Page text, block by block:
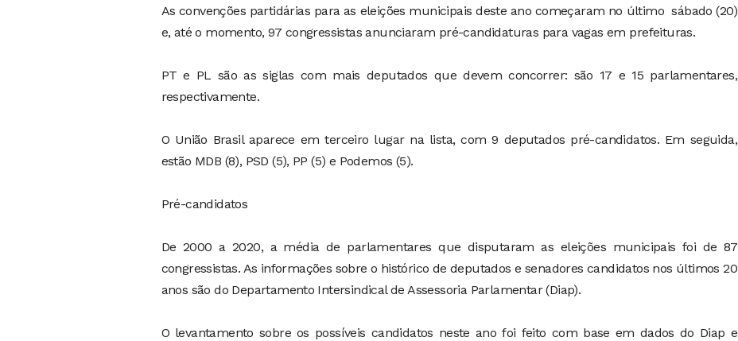
As convenções partidárias para as eleições municipais deste ano começaram no último sábado (20)
e, até o momento, 97 congressistas anunciaram pré-candidaturas para vagas em prefeituras.
PT e PL são as siglas com mais deputados que devem concorrer: são 17 e 15 parlamentares,
respectivamente.
O União Brasil aparece em terceiro lugar na lista, com 9 deputados pré-candidatos. Em seguida,
estão MDB (8), PSD (5), PP (5) e Podemos (5).
Pré-candidatos
De 2000 a 2020, a média de parlamentares que disputaram as eleições municipais foi de 87
congressistas. As informações sobre o histórico de deputados e senadores candidatos nos últimos 20
anos são do Departamento Intersindical de Assessoria Parlamentar (Diap).
O levantamento sobre os possíveis candidatos neste ano foi feito com base em dados do Diap e